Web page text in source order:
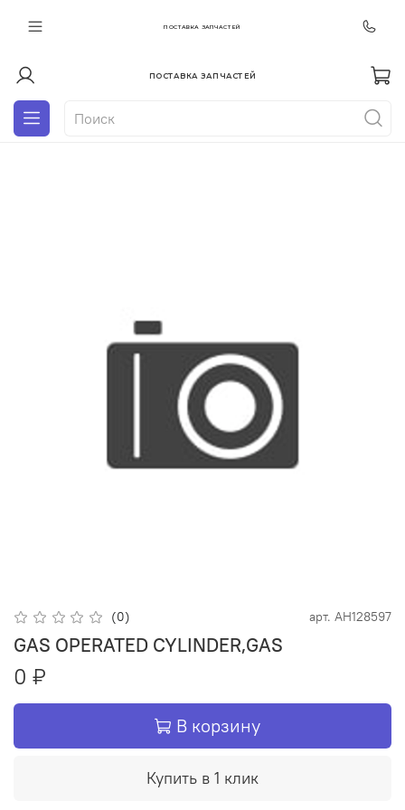
ПОСТАВКА ЗАПЧАСТЕЙ
ПОСТАВКА ЗАПЧАСТЕЙ
(0) арт. AH128597
GAS OPERATED CYLINDER,GAS
0 ₽
В корзину
Купить в 1 клик